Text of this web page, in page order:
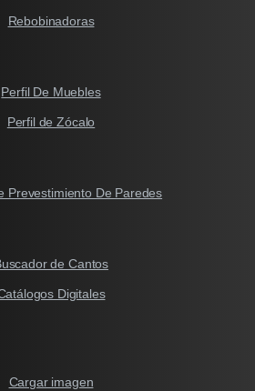
Rebobinadoras
Perfil De Muebles
Perfil de Zócalo
Prevestimiento De Paredes
de Cantos
Digitales
Cargar imagen